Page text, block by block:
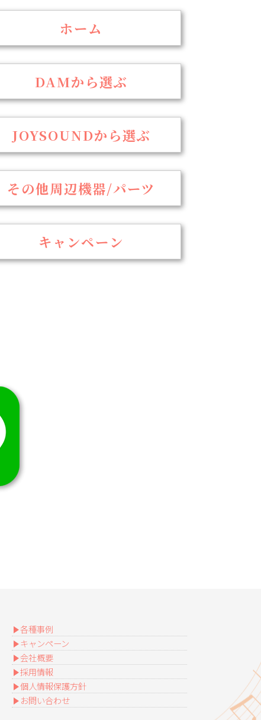
ホーム
DAMから選ぶ
JOYSOUNDから選ぶ
その他周辺機器/パーツ
キャンペーン
各種事例
キャンペーン
会社概要
採用情報
個人情報保護方針
お問い合わせ